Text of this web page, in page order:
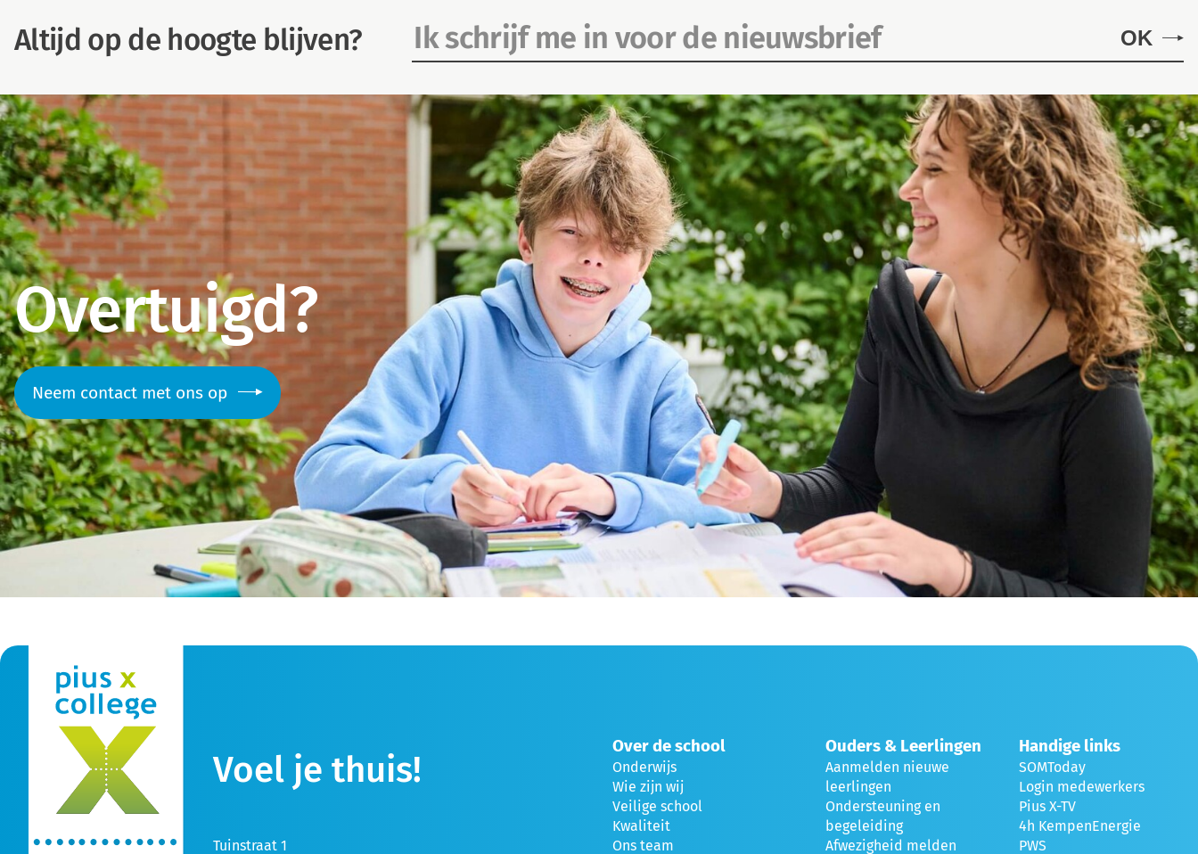
Altijd op de hoogte blijven? OK
Overtuigd?
Neem contact met ons op
Voel je thuis!
Tuinstraat 1
Over de school
Onderwijs
Wie zijn wij
Veilige school
Kwaliteit
Ons team
Ouders & Leerlingen
Aanmelden nieuwe
leerlingen
Ondersteuning en
begeleiding
Afwezigheid melden
Handige links
SOMToday
Login medewerkers
Pius X-TV
4h KempenEnergie
PWS